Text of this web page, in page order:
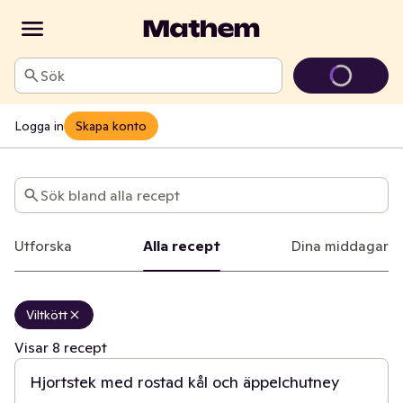
Sök
Logga in Skapa konto
Recept
Sök bland alla recept
Utforska Alla recept Dina middagar
Viltkött
Visar 8 recept
Hjortstek med rostad kål och äppelchutney